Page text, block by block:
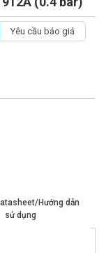
Yêu cầu báo giá
Hướng dẫn
sử dụng